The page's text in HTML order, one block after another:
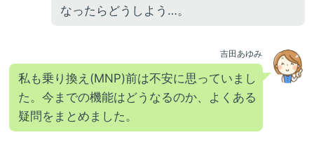
なったらどうしよう…。
吉田あゆみ
私も乗り換え(MNP)前は不安に思っていまし
た。今までの機能はどうなるのか、よくある
疑問をまとめました。